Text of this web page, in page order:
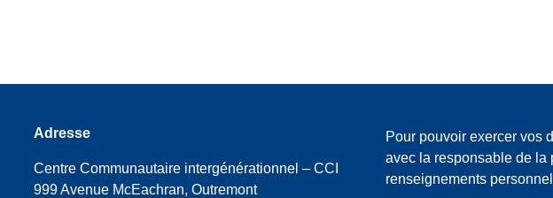
Adresse
Centre Communautaire intergénérationnel – CCI
999 Avenue McEachran, Outremont
Pour pouvoir exercer vos
avec la responsable de la
renseignements